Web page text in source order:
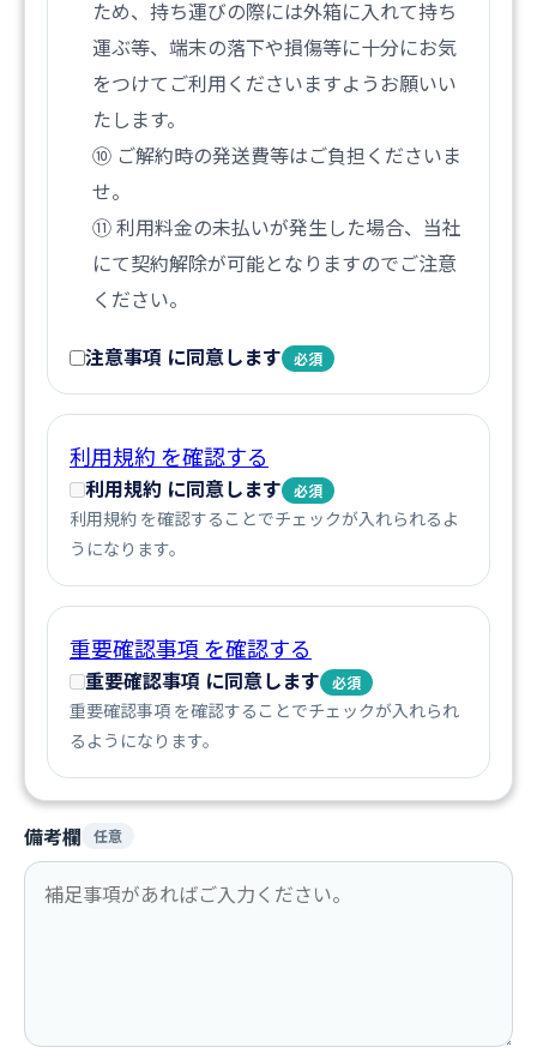
ため、持ち運びの際には外箱に入れて持ち
運ぶ等、端末の落下や損傷等に十分にお気
をつけてご利用くださいますようお願いい
たします。
⑩ ご解約時の発送費等はご負担くださいま
せ。
⑪ 利用料金の未払いが発生した場合、当社
にて契約解除が可能となりますのでご注意
ください。
注意事項 に同意します
必須
利用規約 を確認する
利用規約 に同意します 必須
利用規約 を確認することでチェックが入れられるよ
うになります。
重要確認事項 を確認する
重要確認事項 に同意します 必須
重要確認事項 を確認することでチェックが入れられ
るようになります。
備考欄 任意